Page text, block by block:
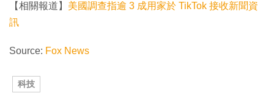
【相關報道】 美國調查指逾 3 成用家於 TikTok 接收新聞資
訊
Source: Fox News
科技